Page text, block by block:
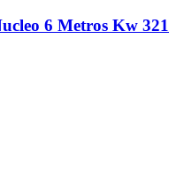
6 Metros Kw 321